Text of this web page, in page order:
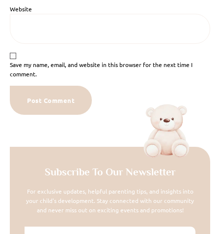
Website
Save my name, email, and website in this browser for the next time I
comment.
Subscribe To Our Newsletter
For exclusive updates, helpful parenting tips, and insights into
your child's development. Stay connected with our community
and never miss out on exciting events and promotions!